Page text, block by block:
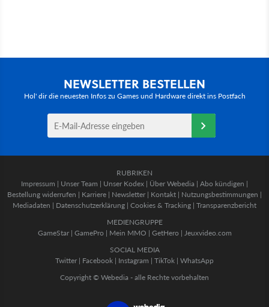
NEWSLETTER BESTELLEN
Hol' dir die neuesten Infos zu Games und Hardware direkt ins Postfach
RUBRIKEN
Impressum | Unser Team | Unser Kodex | Über Webedia | Abo kündigen |
Bestellung widerrufen | Karriere | Newsletter | Kontakt | Nutzungsbestimmungen |
Mediadaten | Datenschutzerklärung | Cookies & Tracking | Transparenzbericht
MEDIENGRUPPE
GameStar| GamePro | Mein MMO | GetHero | Jeuxvideo.com
SOCIAL MEDIA
Twitter | Facebook | Instagram | TikTok | WhatsApp
Copyright © Webedia - alle Rechte vorbehalten